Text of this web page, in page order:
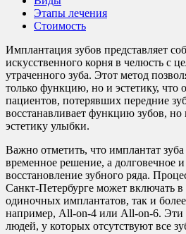
Этапы лечения
Стоимость
Имплантация зубов представляет
искусственного корня в челюсть с
утраченного зуба. Этот метод
только функцию, но и эстетику, что
пациентов, потерявших передние
восстанавливает функцию зубов, но
эстетику улыбки.
Важно отметить, что имплантат
временное решение, а долговечное
восстановление зубного ряда.
Санкт-Петербурге может включать в
одиночных имплантатов, так и
например, All-on-4 или All-оn-6. Эти
людей, у которых отсутствуют все